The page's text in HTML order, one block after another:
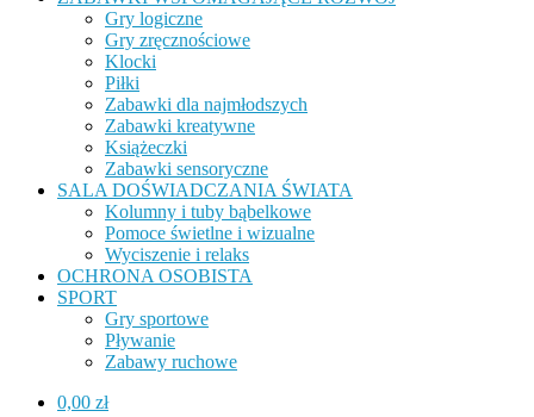
Gry logiczne
Gry zręcznościowe
Klocki
Piłki
Zabawki dla najmłodszych
Zabawki kreatywne
Książeczki
Zabawki sensoryczne
SALA DOŚWIADCZANIA ŚWIATA
Kolumny i tuby bąbelkowe
Pomoce świetlne i wizualne
Wyciszenie i relaks
OCHRONA OSOBISTA
SPORT
Gry sportowe
Pływanie
Zabawy ruchowe
0,00 zł